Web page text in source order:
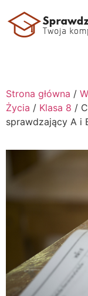
Strona główna /
Życia / Klasa 8 /
sprawdzający A i